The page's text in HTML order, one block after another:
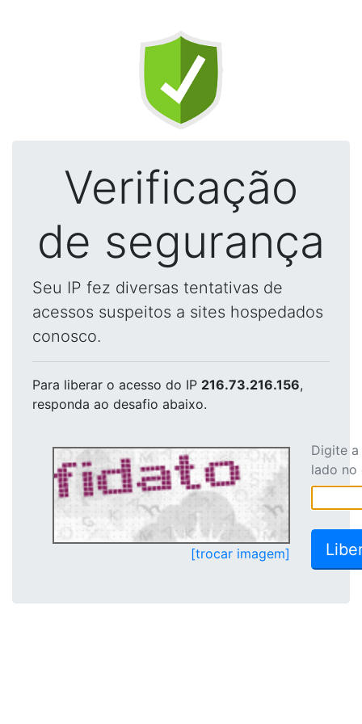
Verificação
de segurança
Seu IP fez diversas tentativas de
acessos suspeitos a sites hospedados
conosco.
Para liberar o acesso do IP 216.73.216.156,
responda ao desafio abaixo.
[trocar imagem]
Digite
lado no